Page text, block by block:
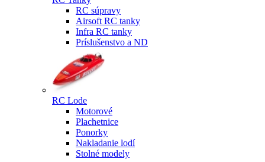
RC súpravy
Airsoft RC tanky
Infra RC tanky
Príslušenstvo a ND
RC Lode
Motorové
Plachetnice
Ponorky
Nakladanie lodí
Stolné modely